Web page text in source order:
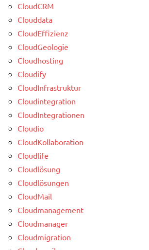
CloudCRM
Clouddata
CloudEffizienz
CloudGeologie
Cloudhosting
Cloudify
CloudInfrastruktur
Cloudintegration
CloudIntegrationen
Cloudio
CloudKollaboration
Cloudlife
Cloudlösung
Cloudlösungen
CloudMail
Cloudmanagement
Cloudmanager
Cloudmigration